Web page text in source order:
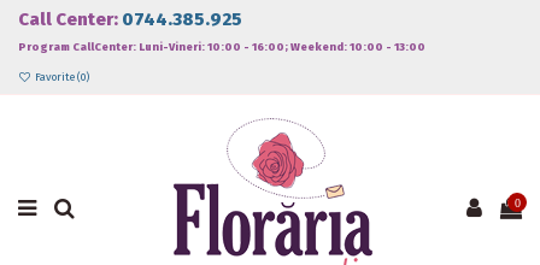
Call Center: 0744.385.925
Program CallCenter: Luni-Vineri: 10:00 - 16:00; Weekend: 10:00 - 13:00
Favorite (0)
0